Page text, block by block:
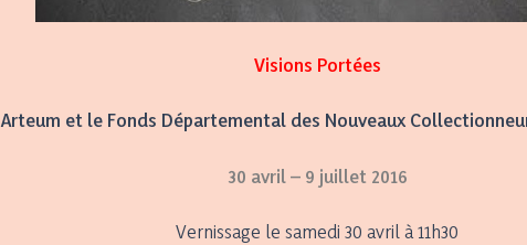
Visions Portées
Arteum et le Fonds Départemental des Nouveaux
30 avril – 9 juillet 2016
Vernissage le samedi 30 avril à 11h30